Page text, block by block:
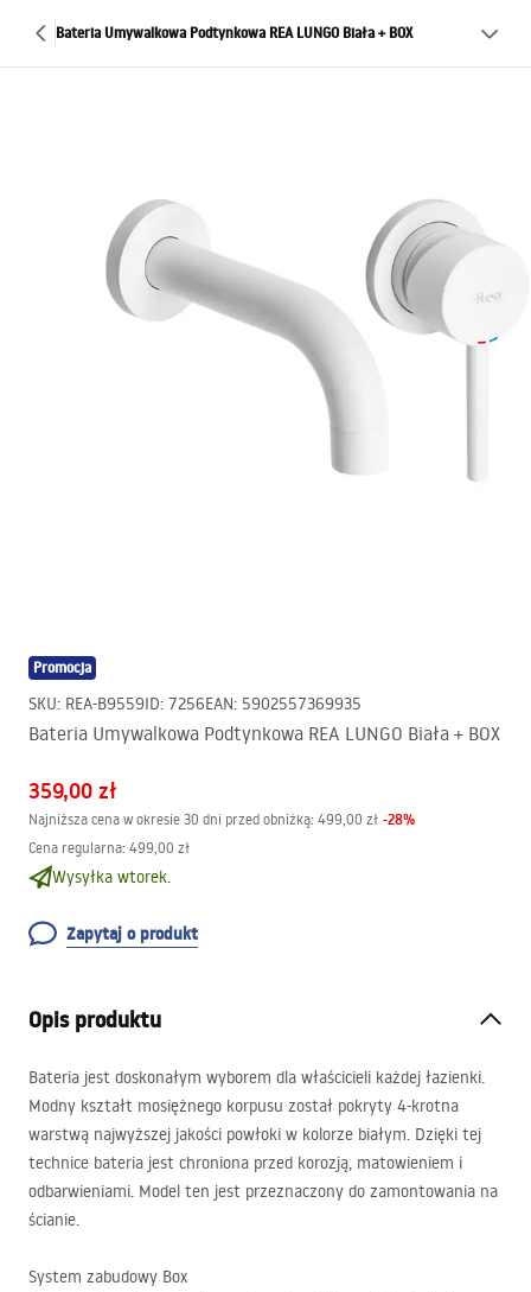
Bateria Umywalkowa Podtynkowa REA LUNGO Biała + BOX
Promocja
SKU: REA-B9559ID: 7256EAN: 5902557369935
Bateria Umywalkowa Podtynkowa REA LUNGO Biała + BOX
359,00 zł
Najniższa cena w okresie 30 dni przed obniżką: 499,00 zł -28%
Cena regularna: 499,00 zł
Wysyłka wtorek.
Zapytaj o produkt
Opis produktu
Bateria jest doskonałym wyborem dla właścicieli każdej łazienki.
Modny kształt mosiężnego korpusu został pokryty 4-krotna
warstwą najwyższej jakości powłoki w kolorze białym. Dzięki tej
technice bateria jest chroniona przed korozją, matowieniem i
odbarwieniami. Model ten jest przeznaczony do zamontowania na
ścianie.
System zabudowy Box